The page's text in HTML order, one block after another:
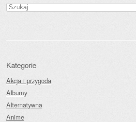
Szukaj:
Kategorie
Akcja i przygoda
Albumy
Alternatywna
Anime